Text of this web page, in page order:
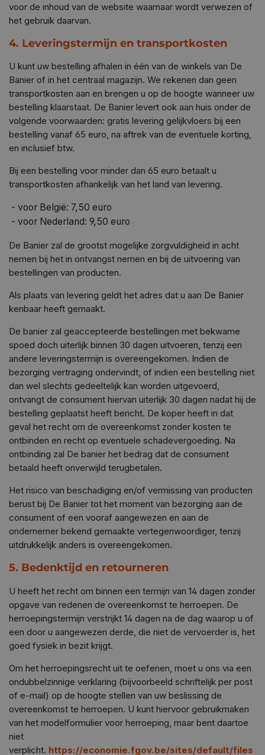
voor de inhoud van de website waarnaar wordt verwezen of
het gebruik daarvan.
4. Leveringstermijn en transportkosten
U kunt uw bestelling afhalen in één van de winkels van De
Banier of in het centraal magazijn. We rekenen dan geen
transportkosten aan en brengen u op de hoogte wanneer uw
bestelling klaarstaat. De Banier levert ook aan huis onder de
volgende voorwaarden: gratis levering gelijkvloers bij een
bestelling vanaf 65 euro, na aftrek van de eventuele korting,
en inclusief btw.
Bij een bestelling voor minder dan 65 euro betaalt u
transportkosten afhankelijk van het land van levering.
- voor België: 7,50 euro
- voor Nederland: 9,50 euro
De Banier zal de grootst mogelijke zorgvuldigheid in acht
nemen bij het in ontvangst nemen en bij de uitvoering van
bestellingen van producten.
Als plaats van levering geldt het adres dat u aan De Banier
kenbaar heeft gemaakt.
De banier zal geaccepteerde bestellingen met bekwame
spoed doch uiterlijk binnen 30 dagen uitvoeren, tenzij een
andere leveringstermijn is overeengekomen. Indien de
bezorging vertraging ondervindt, of indien een bestelling niet
dan wel slechts gedeeltelijk kan worden uitgevoerd,
ontvangt de consument hiervan uiterlijk 30 dagen nadat hij de
bestelling geplaatst heeft bericht. De koper heeft in dat
geval het recht om de overeenkomst zonder kosten te
ontbinden en recht op eventuele schadevergoeding. Na
ontbinding zal De banier het bedrag dat de consument
betaald heeft onverwijld terugbetalen.
Het risico van beschadiging en/of vermissing van producten
berust bij De Banier tot het moment van bezorging aan de
consument of een vooraf aangewezen en aan de
ondernemer bekend gemaakte vertegenwoordiger, tenzij
uitdrukkelijk anders is overeengekomen.
5. Bedenktijd en retourneren
U heeft het recht om binnen een termijn van 14 dagen zonder
opgave van redenen de overeenkomst te herroepen. De
herroepingstermijn verstrijkt 14 dagen na de dag waarop u of
een door u aangewezen derde, die niet de vervoerder is, het
goed fysiek in bezit krijgt.
Om het herroepingsrecht uit te oefenen, moet u ons via een
ondubbelzinnige verklaring (bijvoorbeeld schriftelijk per post
of e-mail) op de hoogte stellen van uw beslissing de
overeenkomst te herroepen. U kunt hiervoor gebruikmaken
van het modelformulier voor herroeping, maar bent daartoe
niet
verplicht. https://economie.fgov.be/sites/default/files